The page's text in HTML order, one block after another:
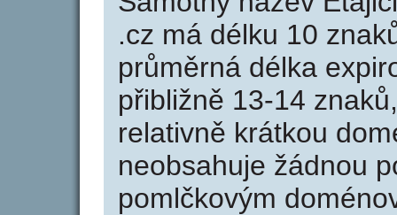
.cz má délku 10
průměrná délka
přibližně 13-14
relativně krátkou
neobsahuje žádnou
pomlčkovým